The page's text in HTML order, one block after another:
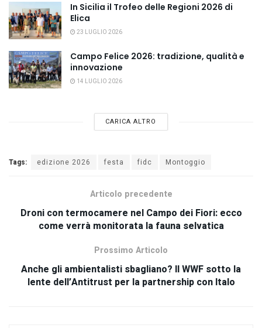
In Sicilia il Trofeo delle Regioni 2026 di
Elica
23 LUGLIO 2026
Campo Felice 2026: tradizione, qualità e
innovazione
14 LUGLIO 2026
CARICA ALTRO
Tags: edizione 2026 festa fidc Montoggio
Articolo precedente
Droni con termocamere nel Campo dei Fiori: ecco
come verrà monitorata la fauna selvatica
Prossimo Articolo
Anche gli ambientalisti sbagliano? Il WWF sotto la
lente dell’Antitrust per la partnership con Italo